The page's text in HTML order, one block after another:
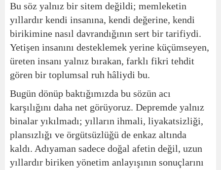
Bu söz yalnız bir sitem değildi; memleketin
yıllardır kendi insanına, kendi değerine, kendi
birikimine nasıl davrandığının sert bir tarifiydi.
Yetişen insanını desteklemek yerine küçümseyen,
üreten insanı yalnız bırakan, farklı fikri tehdit
gören bir toplumsal ruh hâliydi bu.
Bugün dönüp baktığımızda bu sözün acı
karşılığını daha net görüyoruz. Depremde yalnız
binalar yıkılmadı; yılların ihmali, liyakatsizliği,
plansızlığı ve örgütsüzlüğü de enkaz altında
kaldı. Adıyaman sadece doğal afetin değil, uzun
yıllardır biriken yönetim anlayışının sonuçlarını